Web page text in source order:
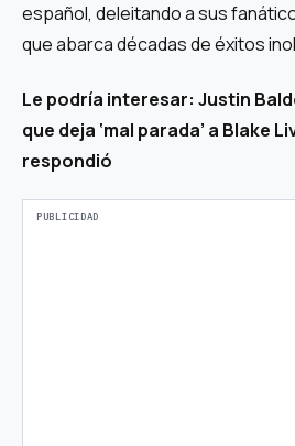
español, deleitando a sus
que abarca décadas de éxitos
Le podría interesar: Justin
que deja ‘mal parada’ a Blake
respondió